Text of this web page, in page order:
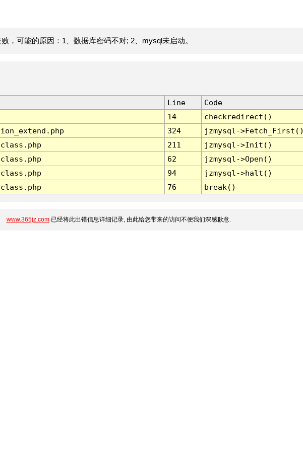
，可能的原因：1、数据库密码不对; 2、mysql未启动。
Line
Code
14
checkredirect()
324
jzmysql-
211
jzmysql->Init()
62
jzmysql->Open()
94
jzmysql->halt()
76 break()
www.365jz.com已经将此出错信息详细记录, 由此给您带来的访问不便我们深感歉意.